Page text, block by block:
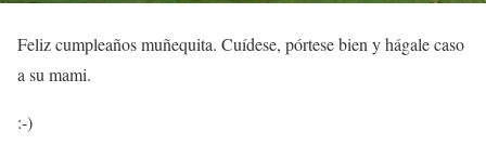
Feliz cumpleaños muñequita. Cuídese, pórtese bien y hágale caso
a su mami.
:-)